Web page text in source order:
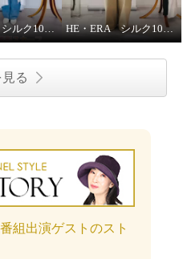
HE・ERA シルク100％スカーフのうれしい機能 HE・ERA シルク100％ スクエアー 大判スカーフ
る
組出演ゲストのスト